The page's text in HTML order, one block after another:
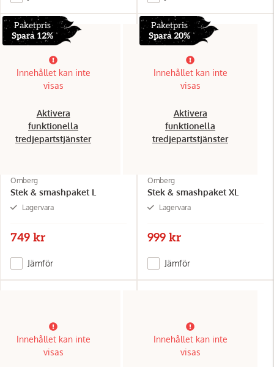
Paketpris
Spara 12%
Innehållet kan inte
visas
Aktivera
funktionella
tredjepartstjänster
Omberg
Stek & smashpaket L
Lagervara
749 kr
Jämför
Paketpris
Spara 20%
Innehållet kan inte
visas
Aktivera
funktionella
tredjepartstjänster
Omberg
Stek & smashpaket XL
Lagervara
999 kr
Jämför
Innehållet kan inte
visas
Innehållet kan inte
visas